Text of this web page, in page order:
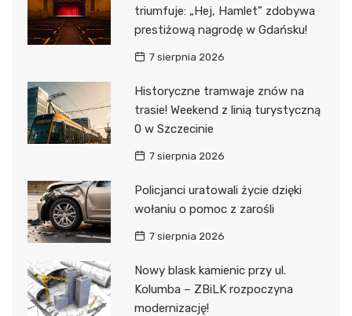
triumfuje: „Hej, Hamlet” zdobywa
prestiżową nagrodę w Gdańsku!
7 sierpnia 2026
Historyczne tramwaje znów na
trasie! Weekend z linią turystyczną
0 w Szczecinie
7 sierpnia 2026
Policjanci uratowali życie dzięki
wołaniu o pomoc z zarośli
7 sierpnia 2026
Nowy blask kamienic przy ul.
Kolumba – ZBiLK rozpoczyna
modernizację!